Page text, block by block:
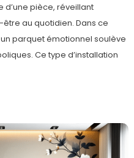
d’une pièce, réveillant
au quotidien. Dans ce
parquet émotionnel soulève
Ce type d’installation